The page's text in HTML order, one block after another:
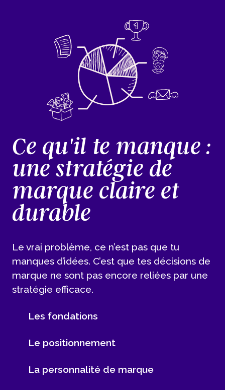
Ce qu'il te manque :
une stratégie de
marque claire et
durable
Le vrai problème, ce n’est pas que tu
manques d’idées. C’est que tes décisions de
marque ne sont pas encore reliées par une
stratégie efficace.
Les fondations
Le positionnement
La personnalité de marque